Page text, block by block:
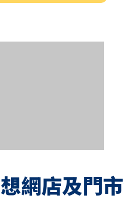
想網店及門